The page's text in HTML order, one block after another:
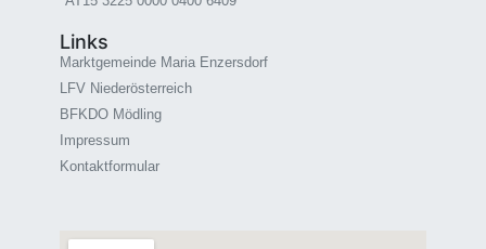
Links
Marktgemeinde Maria Enzersdorf
LFV Niederösterreich
BFKDO Mödling
Impressum
Kontaktformular